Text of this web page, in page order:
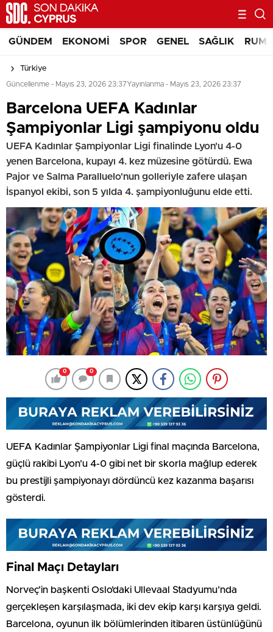
GÜNDEM EKONOMI SPOR GENEL SAĞLIK RUM
Türkiye
Güncellenme - Mayıs 23, 2026 23:37Yayınlanma - Mayıs 23, 2026 23:37
Barcelona UEFA Kadınlar
Şampiyonlar Ligi şampiyonu oldu
UEFA Kadınlar Şampiyonlar Ligi finalinde Lyon'u 4-0
yenen Barcelona, kupayı 4. kez müzesine götürdü. Ewa
Pajor ve Salma Paralluelo'nun golleriyle zafere ulaşan
İspanyol ekibi, son 5 yılda 4. şampiyonluğunu elde etti.
0 0
UEFA Kadınlar Şampiyonlar Ligi final maçında Barcelona,
güçlü rakibi Lyon’u 4-0 gibi net bir skorla mağlup ederek
bu prestijli şampiyonayı dördüncü kez kazanma başarısı
gösterdi.
Final Maçı Detayları
Norveç’in başkenti Oslo’daki Ullevaal Stadyumu’nda
gerçekleşen karşılaşmada, iki dev ekip karşı karşıya geldi.
Barcelona, oyunun ilk bölümlerinden itibaren üstünlüğünü